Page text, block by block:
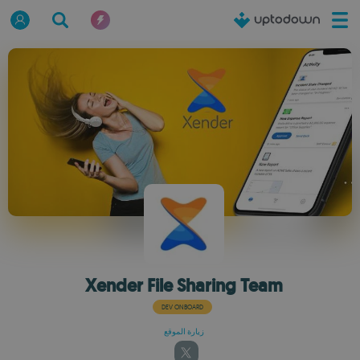
Xender File Sharing Team
DEV ONBOARD
زيارة الموقع